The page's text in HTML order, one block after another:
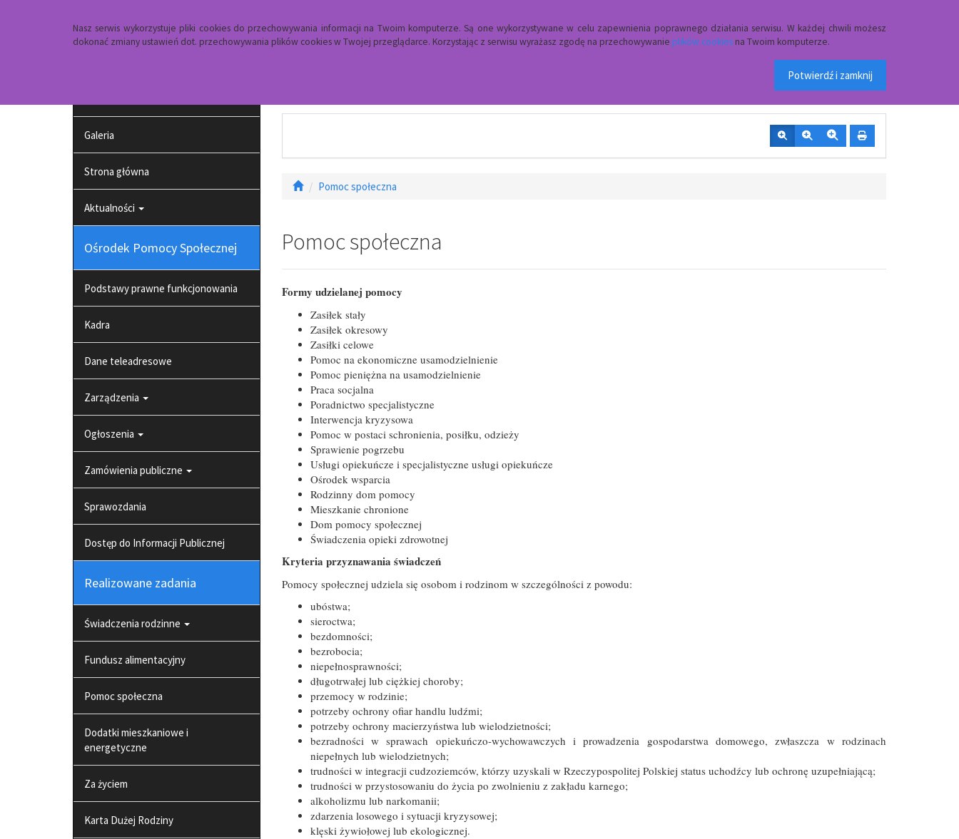
Nasz serwis wykorzystuje pliki cookies do przechowywania informacji na Twoim komputerze. Są one wykorzystywane w celu zapewnienia poprawnego działania serwisu. W każdej chwili możesz
dokonać zmiany ustawień dot. przechowywania plików cookies w Twojej przeglądarce. Korzystając z serwisu wyrażasz zgodę na przechowywanie plików cookies na Twoim komputerze.
Potwierdź i zamknij
Galeria
Strona główna
Aktualności
Ośrodek Pomocy Społecznej
Podstawy prawne funkcjonowania
Kadra
Dane teleadresowe
Zarządzenia
Ogłoszenia
Zamówienia publiczne
Sprawozdania
Dostęp do Informacji Publicznej
Realizowane zadania
Świadczenia rodzinne
Fundusz alimentacyjny
Pomoc społeczna
Dodatki mieszkaniowe i
energetyczne
Za życiem
Karta Dużej Rodziny
Ośrodek Pomocy Społecznej w Czerwinie
Pomoc społeczna
Pomoc społeczna
Formy udzielanej pomocy
Zasiłek stały
Zasiłek okresowy
Zasiłki celowe
Pomoc na ekonomiczne usamodzielnienie
Pomoc pieniężna na usamodzielnienie
Praca socjalna
Poradnictwo specjalistyczne
Interwencja kryzysowa
Pomoc w postaci schronienia, posiłku, odzieży
Sprawienie pogrzebu
Usługi opiekuńcze i specjalistyczne usługi opiekuńcze
Ośrodek wsparcia
Rodzinny dom pomocy
Mieszkanie chronione
Dom pomocy społecznej
Świadczenia opieki zdrowotnej
Kryteria przyznawania świadczeń
Pomocy społecznej udziela się osobom i rodzinom w szczególności z powodu:
ubóstwa;
sieroctwa;
bezdomności;
bezrobocia;
niepełnosprawności;
długotrwałej lub ciężkiej choroby;
przemocy w rodzinie;
potrzeby ochrony ofiar handlu ludźmi;
potrzeby ochrony macierzyństwa lub wielodzietności;
bezradności w sprawach opiekuńczo-wychowawczych i prowadzenia gospodarstwa domowego, zwłaszcza w rodzinach
niepełnych lub wielodzietnych;
trudności w integracji cudzoziemców, którzy uzyskali w Rzeczypospolitej Polskiej status uchodźcy lub ochronę uzupełniającą;
trudności w przystosowaniu do życia po zwolnieniu z zakładu karnego;
alkoholizmu lub narkomanii;
zdarzenia losowego i sytuacji kryzysowej;
klęski żywiołowej lub ekologicznej.